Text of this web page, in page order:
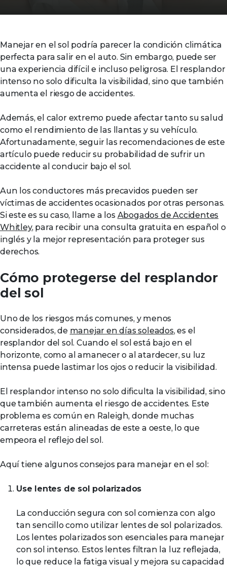
Manejar en el sol podría parecer la condición climática
perfecta para salir en el auto. Sin embargo, puede ser
una experiencia difícil e incluso peligrosa. El resplandor
intenso no solo dificulta la visibilidad, sino que también
aumenta el riesgo de accidentes.
Además, el calor extremo puede afectar tanto su salud
como el rendimiento de las llantas y su vehículo.
Afortunadamente, seguir las recomendaciones de este
artículo puede reducir su probabilidad de sufrir un
accidente al conducir bajo el sol.
Aun los conductores más precavidos pueden ser
víctimas de accidentes ocasionados por otras personas.
Si este es su caso, llame a los Abogados de Accidentes
Whitley, para recibir una consulta gratuita en español o
inglés y la mejor representación para proteger sus
derechos.
Cómo protegerse del resplandor
del sol
Uno de los riesgos más comunes, y menos
considerados, de manejar en días soleados, es el
resplandor del sol. Cuando el sol está bajo en el
horizonte, como al amanecer o al atardecer, su luz
intensa puede lastimar los ojos o reducir la visibilidad.
El resplandor intenso no solo dificulta la visibilidad, sino
que también aumenta el riesgo de accidentes. Este
problema es común en Raleigh, donde muchas
carreteras están alineadas de este a oeste, lo que
empeora el reflejo del sol.
Aquí tiene algunos consejos para manejar en el sol:
Use lentes de sol polarizados
La conducción segura con sol comienza con algo
tan sencillo como utilizar lentes de sol polarizados.
Los lentes polarizados son esenciales para manejar
con sol intenso. Estos lentes filtran la luz reflejada,
lo que reduce la fatiga visual y mejora su capacidad